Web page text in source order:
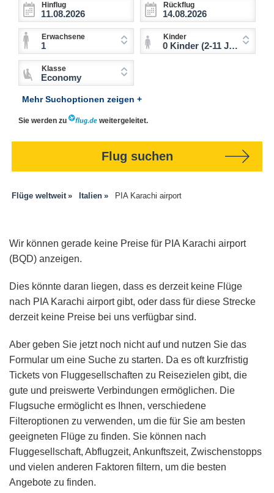
Hinflug Rückflug
Erwachsene
1
Kinder
0 Kinder (2-11 Jahre)
Klasse
Economy
Mehr Suchoptionen zeigen +
Sie werden zu weitergeleitet.
Flug suchen
Flüge weltweit Italien PIA Karachi airport
Wir können gerade keine Preise für PIA Karachi airport
(BQD) anzeigen.
Dies könnte daran liegen, dass es derzeit keine Flüge
nach PIA Karachi airport gibt, oder dass für diese Strecke
derzeit keine Preise bei uns verfügbar sind.
Aber geben Sie jetzt noch nicht auf und nutzen Sie das
Formular um eine Suche zu starten. Da es oft kurzfristig
Tickets von Fluggesellschaften zu Reisezielen gibt, die
gute und preiswerte Verbindungen ermöglichen. Die
Flugsuche ermöglicht es Ihnen, verschiedene
Filteroptionen zu verwenden, um die für Sie am besten
geeigneten Flüge zu finden. Sie können nach
Fluggesellschaft, Abflugzeit, Ankunftszeit, Zwischenstopps
und vielen anderen Faktoren filtern, um die besten
Angebote zu finden.